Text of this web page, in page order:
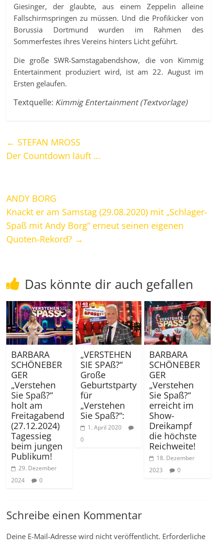
Giesinger, der glaubte, aus einem Zeppelin alleine
Fallschirmspringen zu müssen. Und die Profikicker von
Borussia Dortmund wurden im Rahmen des
Sommerfestes ihres Vereins hinters Licht geführt.
Die große SWR-Samstagabendshow, die von Kimmig
Entertainment produziert wird, ist am 22. August im
Ersten gelaufen.
Textquelle: Kimmig Entertainment (Textvorlage)
← STEFAN MROSS
Der Countdown läuft …
ANDY BORG
Knackt er am Samstag (29.08.2020) mit „Schlager-
Spaß mit Andy Borg“ erneut seinen eigenen
Quoten-Rekord? →
Das könnte dir auch gefallen
BARBARA
SCHÖNEBER
GER
„Verstehen
Sie Spaß?“
holt am
Freitagabend
(27.12.2024)
Tagessieg
beim jungen
Publikum!
29. Dezember
2024
0
„VERSTEHEN
SIE SPAß?“
Große
Geburtstparty
für
„Verstehen
Sie Spaß?“:
1. April 2020
0
BARBARA
SCHÖNEBER
GER
„Verstehen
Sie Spaß?“
erreicht im
Show-
Dreikampf
die höchste
Reichweite!
18. Dezember
2023
0
Schreibe einen Kommentar
Deine E-Mail-Adresse wird nicht veröffentlicht. Erforderliche